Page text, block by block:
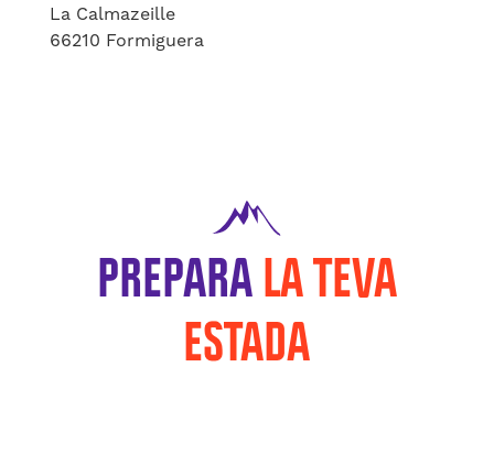
La Calmazeille
66210 Formiguera
PREPARALA TEVA
ESTADA